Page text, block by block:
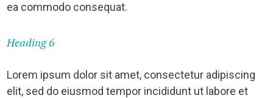
ea commodo consequat.
Heading 6
Lorem ipsum dolor sit amet, consectetur adipiscing
elit, sed do eiusmod tempor incididunt ut labore et